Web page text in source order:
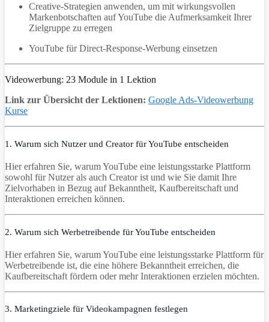
Creative-Strategien anwenden, um mit wirkungsvollen
Markenbotschaften auf YouTube die Aufmerksamkeit Ihrer
Zielgruppe zu erregen
YouTube für Direct-Response-Werbung einsetzen
Videowerbung: 23 Module in 1 Lektion
Link zur Übersicht der Lektionen: Google Ads-Videowerbung
Kurse
1. Warum sich Nutzer und Creator für YouTube entscheiden
Hier erfahren Sie, warum YouTube eine leistungsstarke Plattform
sowohl für Nutzer als auch Creator ist und wie Sie damit Ihre
Zielvorhaben in Bezug auf Bekanntheit, Kaufbereitschaft und
Interaktionen erreichen können.
2. Warum sich Werbetreibende für YouTube entscheiden
Hier erfahren Sie, warum YouTube eine leistungsstarke Plattform für
Werbetreibende ist, die eine höhere Bekanntheit erreichen, die
Kaufbereitschaft fördern oder mehr Interaktionen erzielen möchten.
3. Marketingziele für Videokampagnen festlegen